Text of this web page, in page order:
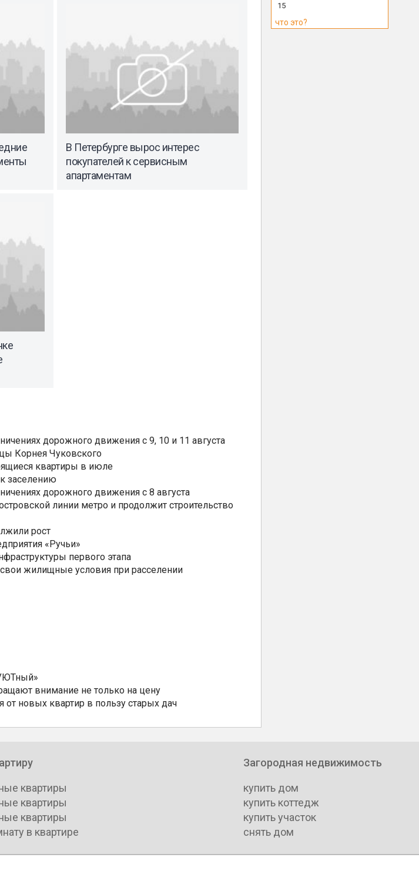
В Петербурге вырос интерес
покупателей к сервисным
апартаментам
дорожного движения с 9, 10 и 11 августа
Корнея Чуковского
квартиры в июле
заселению
дорожного движения с 8 августа
линии метро и продолжит строительство
рост
«Ручьи»
первого этапа
жилищные условия при расселении
внимание не только на цену
новых квартир в пользу старых дач
15
что это?
квартиры
квартиры
квартиры
в квартире
Загородная недвижимость
купить дом
купить коттедж
купить участок
снять дом